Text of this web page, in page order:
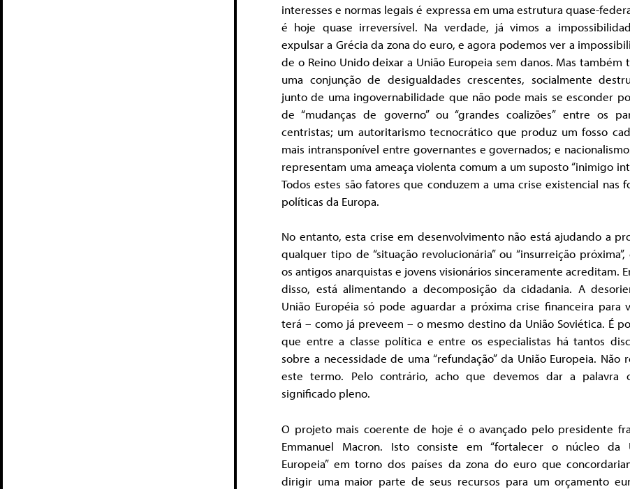
interesses e normas legais é expressa em uma estrutura quase-
é hoje quase irreversível. Na verdade, já vimos a
expulsar a Grécia da zona do euro, e agora podemos ver a
de o Reino Unido deixar a União Europeia sem danos. Mas também
uma conjunção de desigualdades crescentes, socialmente
junto de uma ingovernabilidade que não pode mais se esconder
de “mudanças de governo” ou “grandes coalizões” entre os
centristas; um autoritarismo tecnocrático que produz um fosso
mais intransponível entre governantes e governados; e
representam uma ameaça violenta comum a um suposto “inimigo
Todos estes são fatores que conduzem a uma crise existencial nas
políticas da Europa.
No entanto, esta crise em desenvolvimento não está ajudando a
qualquer tipo de “situação revolucionária” ou “insurreição próxima”,
os antigos anarquistas e jovens visionários sinceramente acreditam.
disso, está alimentando a decomposição da cidadania. A
União Européia só pode aguardar a próxima crise financeira para
terá – como já preveem – o mesmo destino da União Soviética. É
que entre a classe política e entre os especialistas há tantos
sobre a necessidade de uma “refundação” da União Europeia. Não
este termo. Pelo contrário, acho que devemos dar a palavra
significado pleno.
O projeto mais coerente de hoje é o avançado pelo presidente
Emmanuel Macron. Isto consiste em “fortalecer o núcleo da
Europeia” em torno dos países da zona do euro que
dirigir uma maior parte de seus recursos para um orçamento